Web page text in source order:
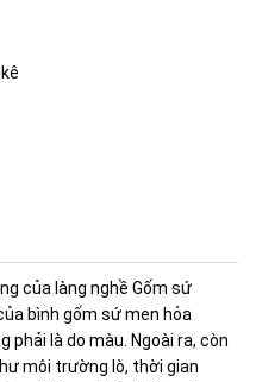
của làng nghề Gốm sứ
bình gốm sứ men hỏa
phải là do màu. Ngoài ra, còn
môi trường lò, thời gian